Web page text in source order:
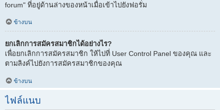
forum" ที่อยู่ด้านล่างของหน้าเมื่อเข้าไปยังฟอรั่ม
ข้างบน
ยกเลิกการสมัครสมาชิกได้อย่างไร?
เพื่อยกเลิกการสมัครสมาชิก ให้ไปที่ User Control Panel ของคุณ และ
ตามลิงค์ไปยังการสมัครสมาชิกของคุณ
ข้างบน
ไฟล์แนบ